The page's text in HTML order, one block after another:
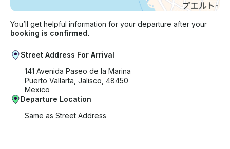
You’ll get helpful information for your departure after your
booking is confirmed.
Street Address For Arrival
141 Avenida Paseo de la Marina
Puerto Vallarta, Jalisco, 48450
Mexico
Departure Location
Same as Street Address